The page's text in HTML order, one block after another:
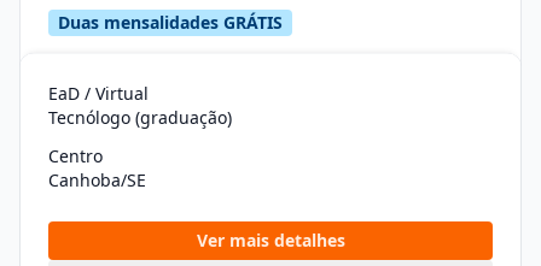
Duas mensalidades GRÁTIS
EaD / Virtual
Tecnólogo (graduação)
Centro
Canhoba/SE
Ver mais detalhes